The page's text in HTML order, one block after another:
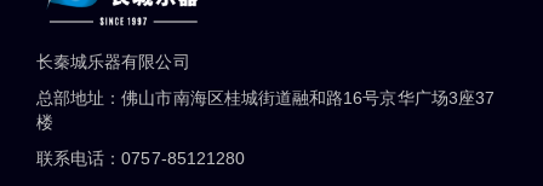
长秦城乐器有限公司
总部地址：佛山市南海区桂城街道融和路16号京华广场3座37
楼
联系电话：0757-85121280